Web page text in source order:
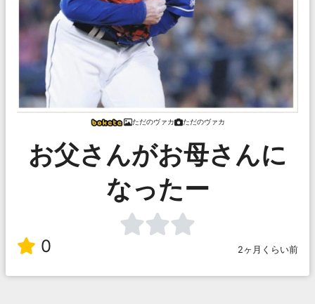
ただのヴァカ ただのヴァカ
お父さんがお母さんに
なったー
0 2ヶ月くらい前